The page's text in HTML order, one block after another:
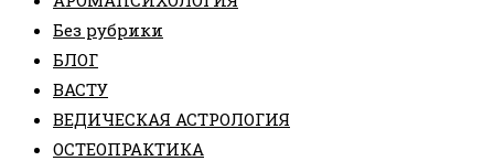
Без рубрики
БЛОГ
ВАСТУ
ВЕДИЧЕСКАЯ АСТРОЛОГИЯ
ОСТЕОПРАКТИКА